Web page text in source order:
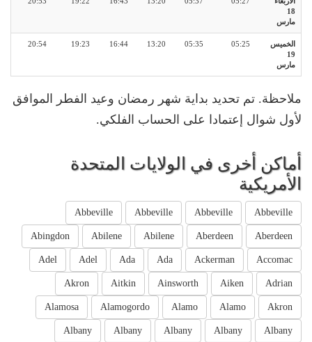
18
مارس
الخميس
19
مارس
05:25
05:35
13:20
16:44
19:23
20:54
ملاحظة. تم تحديد بداية شهر رمضان وعيد الفطر الموافق
لأول شوال إعتمادا على الحساب الفلكي.
أماكن أخرى في الولايات المتحدة
الأمريكية
Abbeville
Abbeville
Abbeville
Abbeville
Aberdeen
Aberdeen
Abilene
Abilene
Abingdon
Accomac
Ackerman
Ada
Ada
Adel
Adel
Adrian
Aiken
Ainsworth
Aitkin
Akron
Akron
Alamo
Alamo
Alamogordo
Alamosa
Albany
Albany
Albany
Albany
Albany